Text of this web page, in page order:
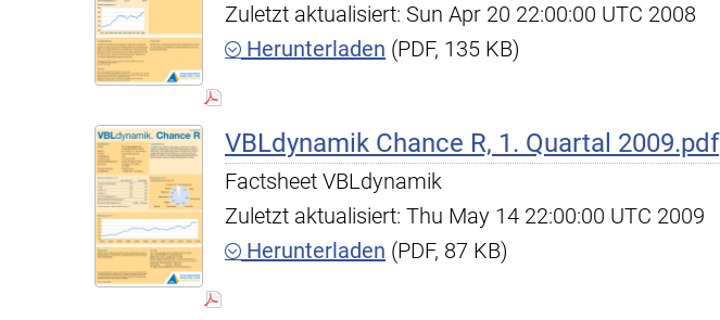
Zuletzt aktualisiert: Sun Apr 20 22:00:00 UTC 2008
Herunterladen (PDF, 135 KB)
VBLdynamik Chance R, 1. Quartal 2009.pdf
Factsheet VBLdynamik
Zuletzt aktualisiert: Thu May 14 22:00:00 UTC 2009
Herunterladen (PDF, 87 KB)